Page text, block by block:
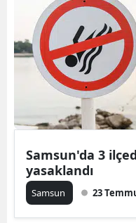
Samsun'da 3
yasaklandı
Samsun 23